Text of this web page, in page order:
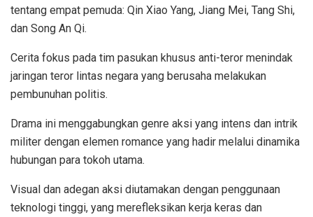
tentang empat pemuda: Qin Xiao Yang, Jiang Mei, Tang Shi,
dan Song An Qi.
Cerita fokus pada tim pasukan khusus anti-teror menindak
jaringan teror lintas negara yang berusaha melakukan
pembunuhan politis.
Drama ini menggabungkan genre aksi yang intens dan intrik
militer dengan elemen romance yang hadir melalui dinamika
hubungan para tokoh utama.
Visual dan adegan aksi diutamakan dengan penggunaan
teknologi tinggi, yang merefleksikan kerja keras dan